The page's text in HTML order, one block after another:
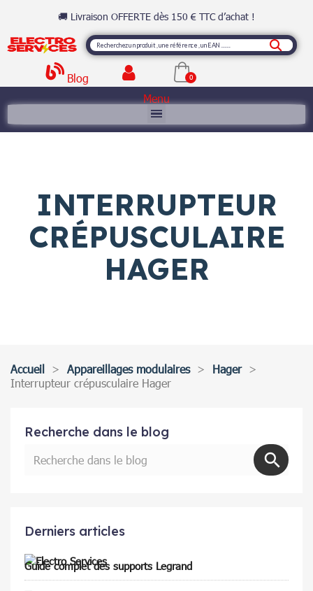
🚚 Livraison OFFERTE dès 150 € TTC d’achat !
Blog
Menu
INTERRUPTEUR
CRÉPUSCULAIRE
HAGER
Accueil Appareillages modulaires
Hager
Interrupteur crépusculaire Hager
Recherche dans le blog
Derniers articles
Guide complet des supports Legrand